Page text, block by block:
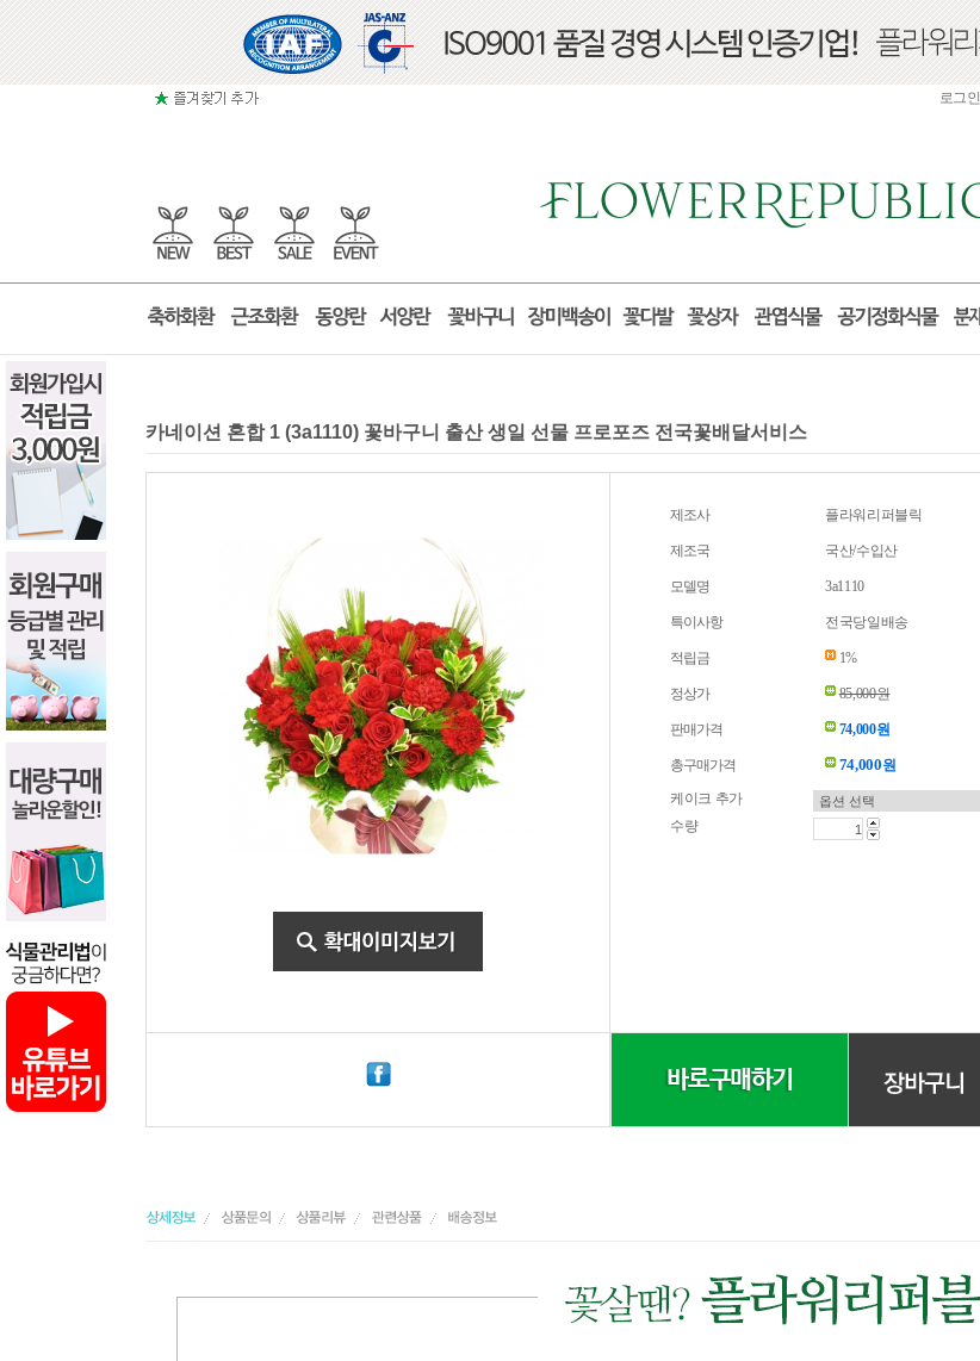
로그인
카네이션 혼합 1 (3a1110) 꽃바구니 출산 생일 선물 프로포즈 전국꽃배달서비스
제조사 플라워리퍼블릭
제조국 국산/수입산
모델명 3a1110
특이사항 전국당일배송
적립금 1%
정상가 85,000원
판매가격 74,000원
총구매가격 74,000원
케이크 추가
수량